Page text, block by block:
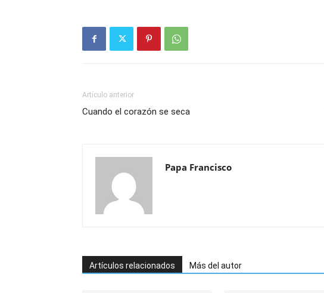
Artículo anterior
Cuando el corazón se seca
Papa Francisco
Artículos relacionados Más del autor